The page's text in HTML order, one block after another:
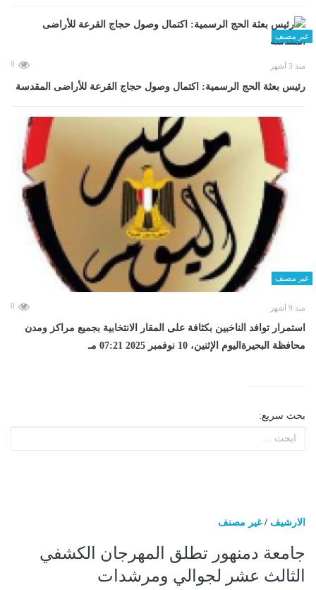
غير مصنف
منذ 3 أشهر 0
رئيس بعثة الحج الرسمية: اكتمال وصول حجاج القرعة للأراضى المقدسة
غير مصنف
منذ 9 أشهر 0
استمرار توافد الناخبين بكثافة على المقار الانتخابية بجميع مراكز ومدن
محافظة البحيرةاليوم الإثنين، 10 نوفمبر 2025 07:21 مـ
بحث سريع:
الارشيف /غير مصنف
جامعة دمنهور تطلق المهرجان الكشفي
الثالث عشر لجوالي ومرشدات